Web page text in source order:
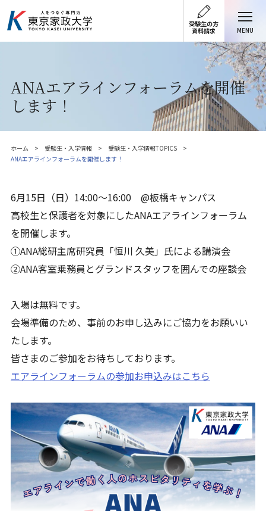
受験生の方
資料請求
MENU
ANAエアラインフォーラムを開催
します！
ホーム 受験生・入学情報
受験生・入学情報TOPICS
ANAエアラインフォーラムを開催します！
6月15日（日）14:00～16:00 @板橋キャンパス
高校生と保護者を対象にしたANAエアラインフォーラム
を開催します。
①ANA総研主席研究員「恒川 久美」氏による講演会
②ANA客室乗務員とグランドスタッフを囲んでの座談会
入場は無料です。
会場準備のため、事前のお申し込みにご協力をお願いい
たします。
皆さまのご参加をお待ちしております。
エアラインフォーラムの参加お申込みはこちら